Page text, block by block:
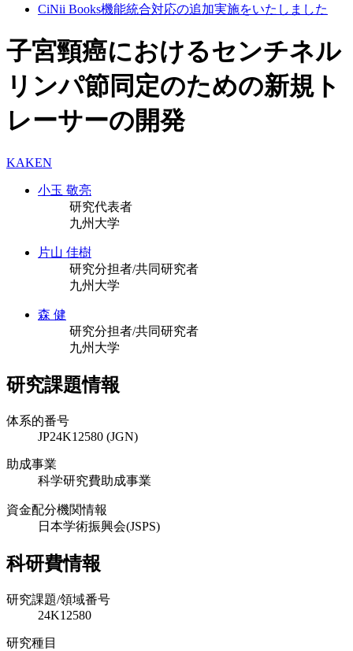
CiNii Books機能統合対応の追加実施をいたしました
子宮頸癌におけるセンチネル
リンパ節同定のための新規ト
レーサーの開発
KAKEN
小玉 敬亮
研究代表者
九州大学
片山 佳樹
研究分担者/共同研究者
九州大学
森 健
研究分担者/共同研究者
九州大学
研究課題情報
体系的番号
JP24K12580 (JGN)
助成事業
科学研究費助成事業
資金配分機関情報
日本学術振興会(JSPS)
科研費情報
研究課題/領域番号
24K12580
研究種目